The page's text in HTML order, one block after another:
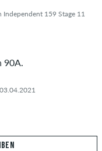
159 Stage 11
90A.